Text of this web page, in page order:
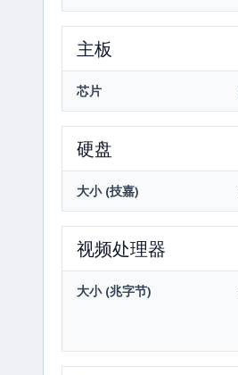
主板
芯片
硬盘
大小 (技嘉)
视频处理器
大小 (兆字节)